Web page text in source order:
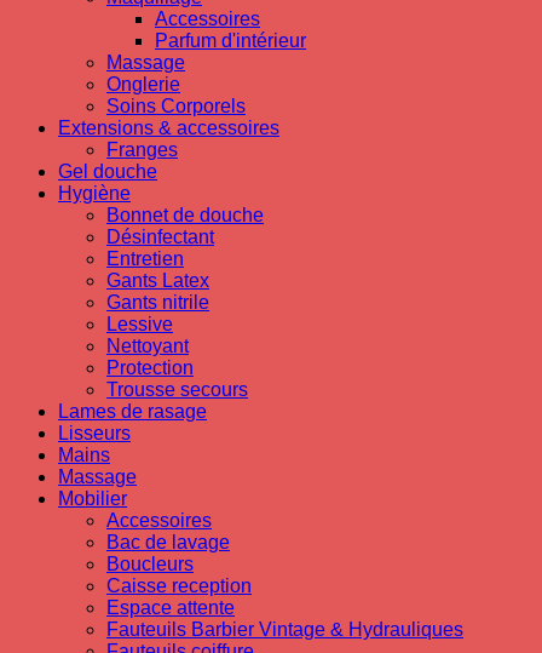
Accessoires
Parfum d'intérieur
Massage
Onglerie
Soins Corporels
Extensions & accessoires
Franges
Gel douche
Hygiène
Bonnet de douche
Désinfectant
Entretien
Gants Latex
Gants nitrile
Lessive
Nettoyant
Protection
Trousse secours
Lames de rasage
Lisseurs
Mains
Massage
Mobilier
Accessoires
Bac de lavage
Boucleurs
Caisse reception
Espace attente
Fauteuils Barbier Vintage & Hydrauliques